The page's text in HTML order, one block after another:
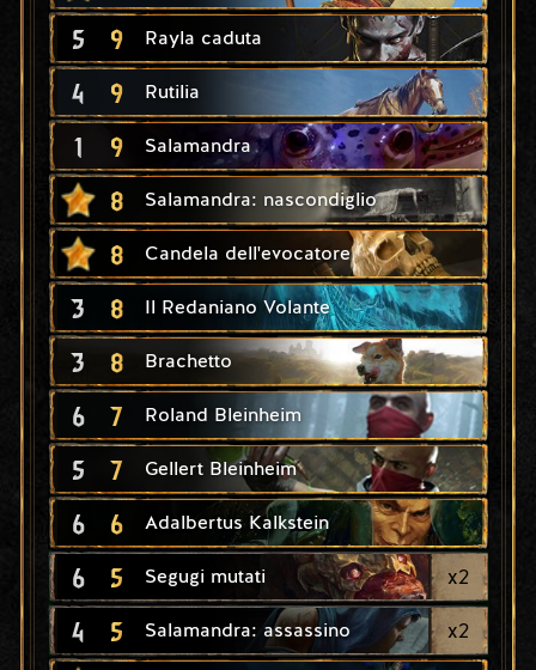
5 9 Rayla caduta
4 9 Rutilia
1 9 Salamandra
8 Salamandra: nascondiglio
8 Candela dell'evocatore
3 8 Il Redaniano Volante
3 8 Brachetto
6 7 Roland Bleinheim
5 7 Gellert Bleinheim
6 6 Adalbertus Kalkstein
6 5 Segugi mutati x2
4 5 Salamandra: assassino x2